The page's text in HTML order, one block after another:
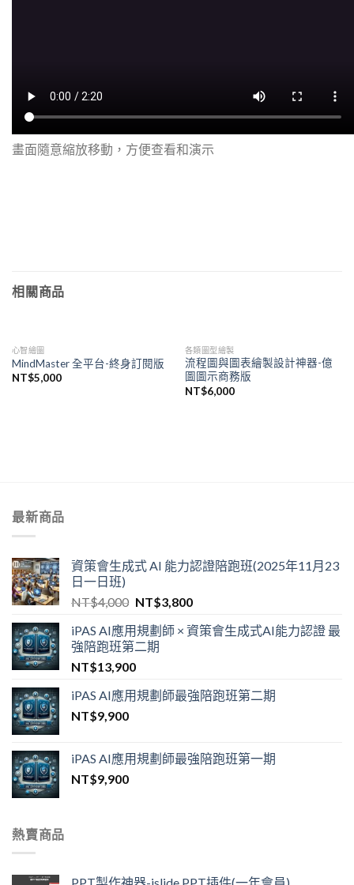
畫面隨意縮放移動，方便查看和演示
相關商品
心智繪圖
MindMaster 全平台-終身訂閱版
NT$5,000
各類圖型繪製
流程圖與圖表繪製設計神器-億
圖圖示商務版
NT$6,000
最新商品
資策會生成式 AI 能力認證陪跑班(2025年11月23
日一日班)
NT$4,000 NT$3,800
iPAS AI應用規劃師 × 資策會生成式AI能力認證 最
強陪跑班第二期
NT$13,900
iPAS AI應用規劃師最強陪跑班第二期
NT$9,900
iPAS AI應用規劃師最強陪跑班第一期
NT$9,900
熱賣商品